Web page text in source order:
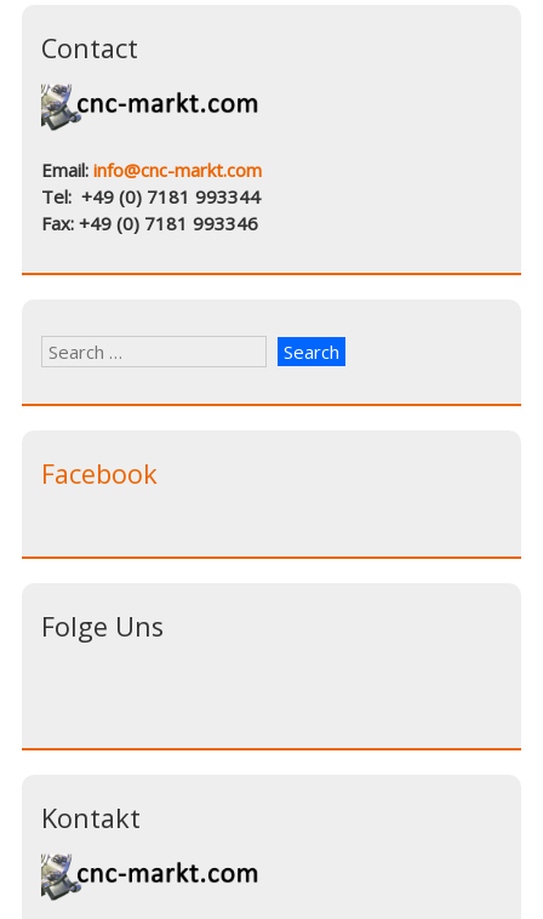
Contact
Email:info@cnc-markt.com
Tel: +49 (0) 7181 993344
Fax: +49 (0) 7181 993346
Facebook
Folge Uns
Kontakt